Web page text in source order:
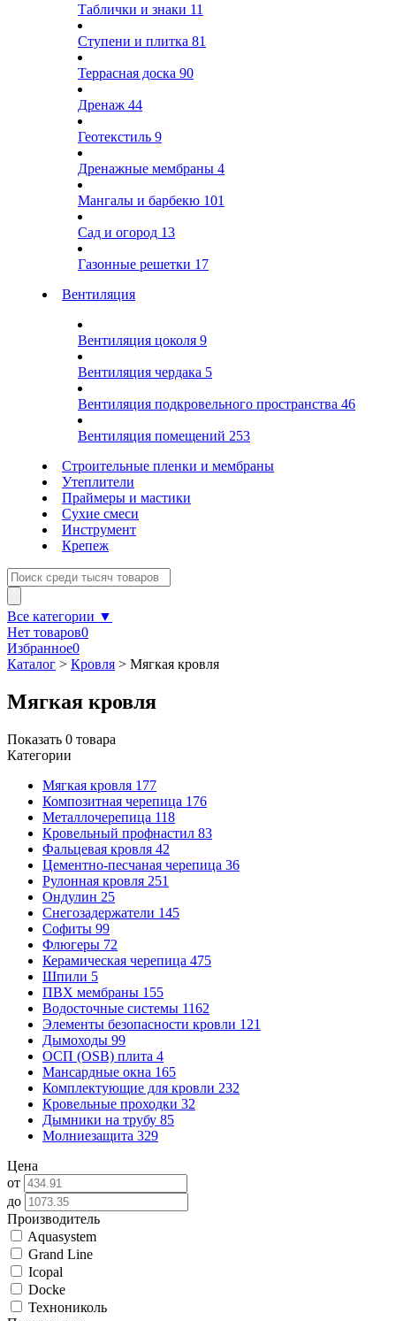
Таблички и знаки 11
Ступени и плитка 81
Террасная доска 90
Дренаж 44
Геотекстиль 9
Дренажные мембраны 4
Мангалы и барбекю 101
Сад и огород 13
Газонные решетки 17
Вентиляция
Вентиляция цоколя 9
Вентиляция чердака 5
Вентиляция подкровельного пространства 46
Вентиляция помещений 253
Строительные пленки и мембраны
Утеплители
Праймеры и мастики
Сухие смеси
Инструмент
Крепеж
Все категории ▼
Нет товаров0
Избранное0
Каталог > Кровля > Мягкая кровля
Мягкая кровля
Показать 0 товара
Категории
Мягкая кровля 177
Композитная черепица 176
Металлочерепица 118
Кровельный профнастил 83
Фальцевая кровля 42
Цементно-песчаная черепица 36
Рулонная кровля 251
Ондулин 25
Снегозадержатели 145
Софиты 99
Флюгеры 72
Керамическая черепица 475
Шпили 5
ПВХ мембраны 155
Водосточные системы 1162
Элементы безопасности кровли 121
Дымоходы 99
ОСП (OSB) плита 4
Мансардные окна 165
Комплектующие для кровли 232
Кровельные проходки 32
Дымники на трубу 85
Молниезащита 329
Цена
от
до
Производитель
Aquasystem
Grand Line
Icopal
Docke
Технониколь